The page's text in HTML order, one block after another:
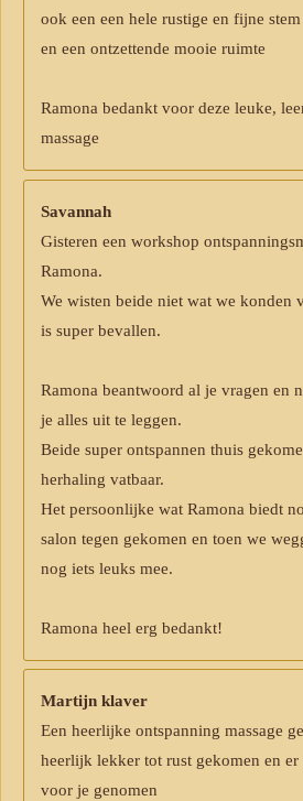
ook een een hele rustige en fijne
en een ontzettende mooie ruimte
Ramona bedankt voor deze leuke,
massage
Savannah
Gisteren een workshop
Ramona.
We wisten beide niet wat we konden
is super bevallen.
Ramona beantwoord al je vragen en
je alles uit te leggen.
Beide super ontspannen thuis
herhaling vatbaar.
Het persoonlijke wat Ramona biedt
salon tegen gekomen en toen we
nog iets leuks mee.
Ramona heel erg bedankt!
Martijn klaver
Een heerlijke ontspanning massage
heerlijk lekker tot rust gekomen en
voor je genomen